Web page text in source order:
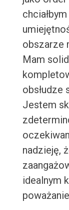
obszarze
Mam
obsłudze
Jestem
nadzieję,
idealnym